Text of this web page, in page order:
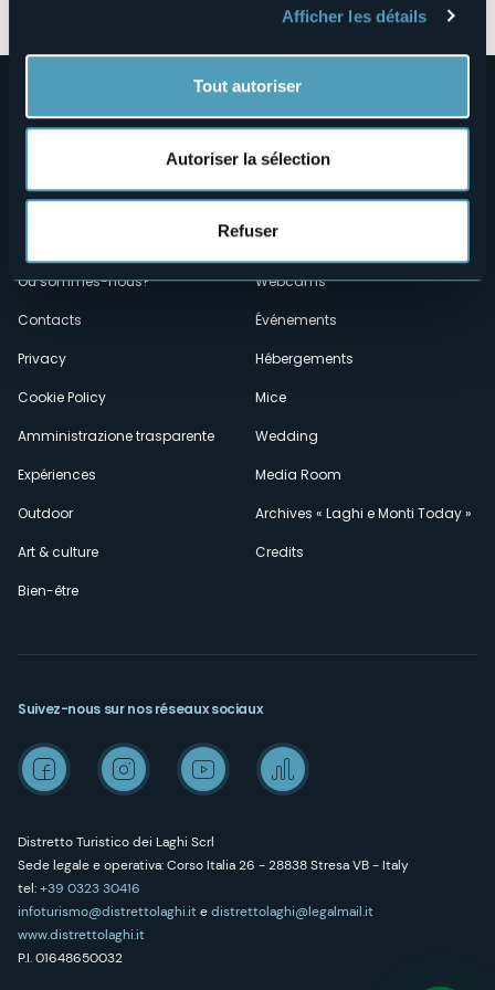
Afficher les détails
Tout autoriser
Autoriser la sélection
Refuser
Menù
secondario
Où sommes-nous?
Contacts
Privacy
Cookie Policy
Amministrazione trasparente
Expériences
Outdoor
Art & culture
Bien-être
Vins & gastronomie
Webcams
Événements
Hébergements
Mice
Wedding
Media Room
Archives « Laghi e Monti Today »
Credits
Distretto Turistico dei Laghi Scrl
Sede legale e operativa: Corso Italia 26 - 28838 Stresa VB - Italy
tel:+39 0323 30416
infoturismo@distrettolaghi.itedistrettolaghi@legalmail.it
www.distrettolaghi.it
P.I. 01648650032
Suivez-nous sur nos réseaux sociaux